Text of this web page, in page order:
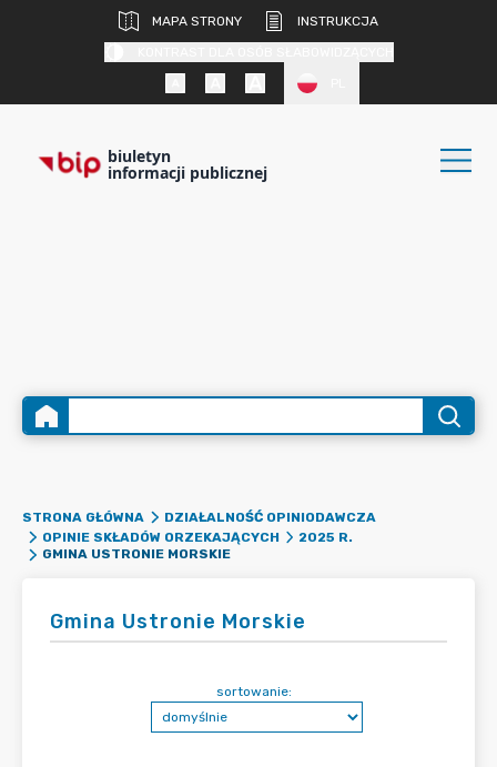
MAPA STRONY
INSTRUKCJA
biuletyn
informacji publicznej
STRONA GŁÓWNA
DZIAŁALNOŚĆ OPINIODAWCZA
OPINIE SKŁADÓW ORZEKAJĄCYCH
2025 R.
GMINA USTRONIE MORSKIE
Gmina Ustronie Morskie
sortowanie: